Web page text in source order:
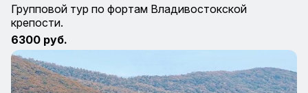
Групповой тур по фортам Владивостокской
крепости.
6300 руб.